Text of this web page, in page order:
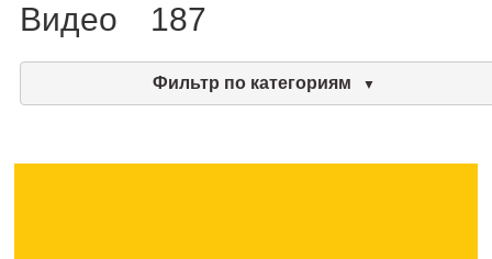
Видео 187
Фильтр по категориям